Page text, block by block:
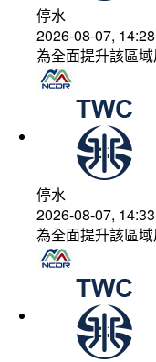
停水
2026-08-07,
為全面提升該區
停水
2026-08-07,
為全面提升該區